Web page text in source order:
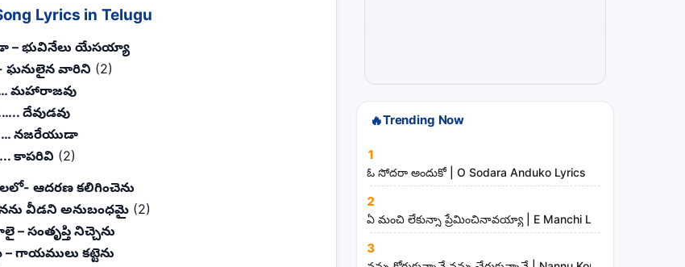
Lyrics in Telugu
– భువినేలు యేసయ్యా
ఘనులైన వారిని (2)
మహారాజవు
దేవుడవు
నజరేయుడా
కాపరివి (2)
ఆదరణ కలిగించెను
వీడని అనుబంధమై(2)
సంతృప్తి నిచ్చెను
గాయములు కట్టెను
r
e
s
🔥Trending Now
1
ఓ సోదరా అందుకో | O Sodara Anduko Lyrics
2
ఏ మంచి లేకున్నా ప్రేమించినావయ్యా | E Manchi Lekunna
3